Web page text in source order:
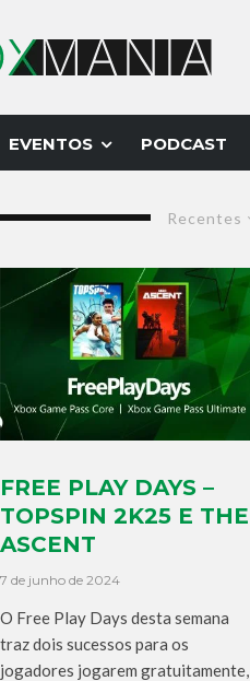
EVENTOS PODCAST
Recentes
FREE PLAY DAYS –
TOPSPIN 2K25 E THE
ASCENT
7 de junho de 2024
O Free Play Days desta semana
traz dois sucessos para os
jogadores jogarem gratuitamente,